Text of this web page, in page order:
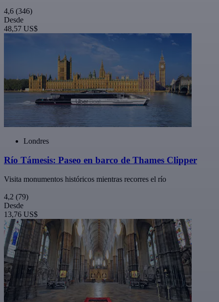
4,6 (346)
Desde
48,57 US$
Londres
Río Támesis: Paseo en barco de Thames Clipper
Visita monumentos históricos mientras recorres el río
4,2 (79)
Desde
13,76 US$